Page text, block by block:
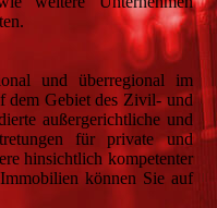
und überregional im
dem Gebiet des Zivil- und
außergerichtliche und
für private und
hinsichtlich kompetenter
können Sie auf